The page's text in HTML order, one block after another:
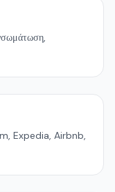
Expedia, Airbnb,